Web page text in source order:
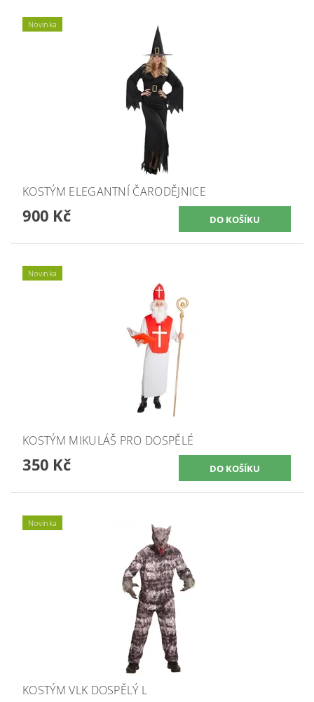
Novinka
KOSTÝM ELEGANTNÍ ČARODĚJNICE
900 Kč
Novinka
KOSTÝM MIKULÁŠ PRO DOSPĚLÉ
350 Kč
Novinka
KOSTÝM VLK DOSPĚLÝ L